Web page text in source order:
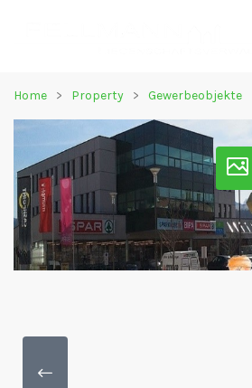
Home Property Gewerbeobjekte